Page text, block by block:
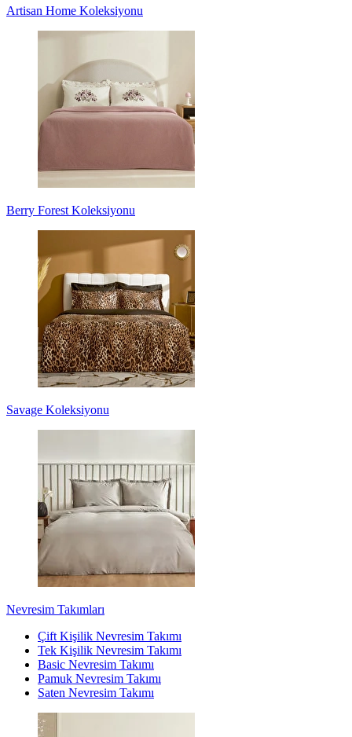
Artisan Home Koleksiyonu
Berry Forest Koleksiyonu
Savage Koleksiyonu
Nevresim Takımları
Çift Kişilik Nevresim Takımı
Tek Kişilik Nevresim Takımı
Basic Nevresim Takımı
Pamuk Nevresim Takımı
Saten Nevresim Takımı